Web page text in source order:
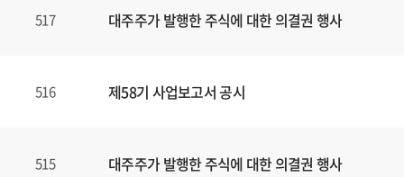
517 대주주가 발행한 주식에 대한 의결권 행사
516 제58기 사업보고서 공시
515 대주주가 발행한 주식에 대한 의결권 행사